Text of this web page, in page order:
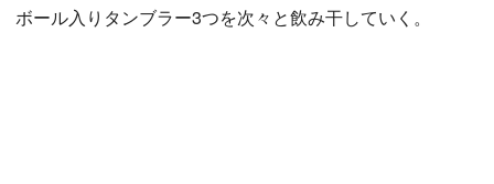
ボール入りタンブラー3つを次々と飲み干していく。